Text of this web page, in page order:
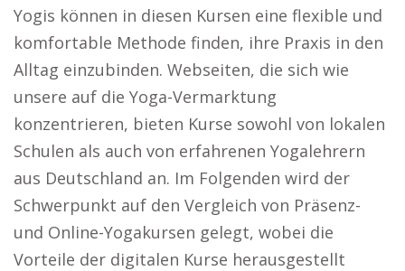
Yogis können in diesen Kursen eine flexible und
komfortable Methode finden, ihre Praxis in den
Alltag einzubinden. Webseiten, die sich wie
unsere auf die Yoga-Vermarktung
konzentrieren, bieten Kurse sowohl von lokalen
Schulen als auch von erfahrenen Yogalehrern
aus Deutschland an. Im Folgenden wird der
Schwerpunkt auf den Vergleich von Präsenz-
und Online-Yogakursen gelegt, wobei die
Vorteile der digitalen Kurse herausgestellt